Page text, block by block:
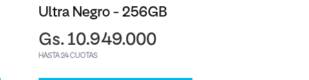
Ultra Negro - 256GB
Gs. 10.949.000
HASTA 24 CUOTAS